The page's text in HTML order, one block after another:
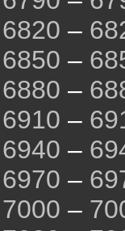
6820 –
6850 –
6880 –
6910 –
6940 –
6970 –
7000 –